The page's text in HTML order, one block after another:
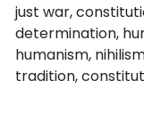
just war,
determination,
humanism,
tradition,